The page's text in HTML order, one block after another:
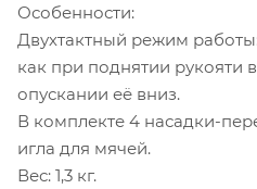
Особенности:
Двухтактный режим
как при поднятии рукояти
опускании её вниз.
В комплекте 4 насадки-
игла для мячей.
Вес: 1,3 кг.